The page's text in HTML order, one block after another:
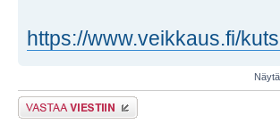
https://www.veikkaus.fi/
Lähetä vastaus